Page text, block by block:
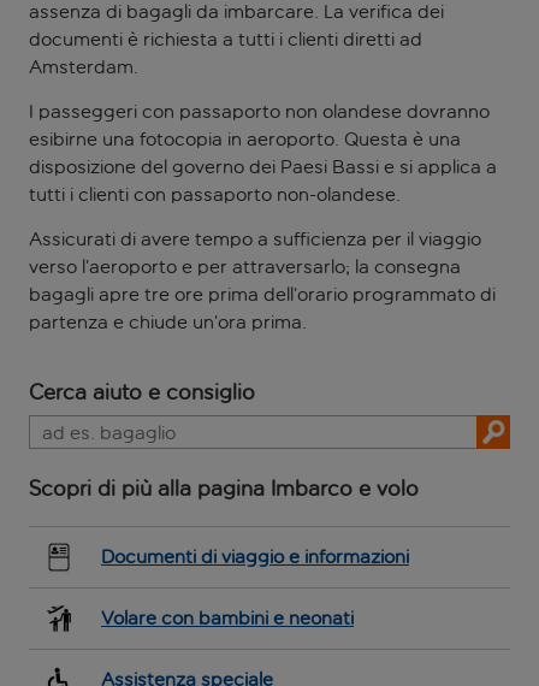
assenza di bagagli da imbarcare. La verifica dei
documenti è richiesta a tutti i clienti diretti ad
Amsterdam.
I passeggeri con passaporto non olandese dovranno
esibirne una fotocopia in aeroporto. Questa è una
disposizione del governo dei Paesi Bassi e si applica a
tutti i clienti con passaporto non-olandese.
Assicurati di avere tempo a sufficienza per il viaggio
verso l’aeroporto e per attraversarlo; la consegna
bagagli apre tre ore prima dell’orario programmato di
partenza e chiude un’ora prima.
Cerca aiuto e consiglio
Scopri di più alla pagina Imbarco e volo
Documenti di viaggio e informazioni
Volare con bambini e neonati
Assistenza speciale